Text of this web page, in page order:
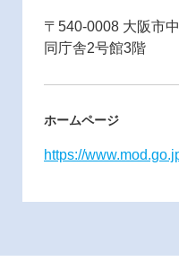
〒540-0008 大阪市
同庁舎2号館3階
ホームページ
https://